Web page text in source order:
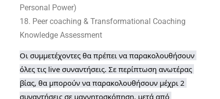
Personal Power)
18. Peer coaching & Transformational Coaching
Knowledge Assessment
Οι συμμετέχοντες θα πρέπει να παρακολουθήσουν
όλες τις live συναντήσεις. Σε περίπτωση ανωτέρας
βίας, θα μπορούν να παρακολουθήσουν μέχρι 2
συναντήσεις σε μαγνητοσκόπηση, μετά από